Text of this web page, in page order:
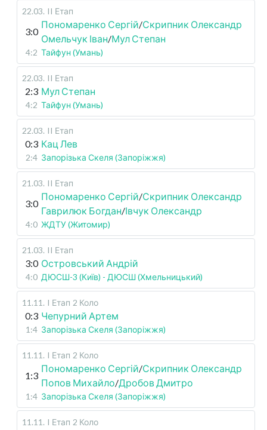
22.03. II Етап
3:0
Пономаренко Сергій/Скрипник Олександр
Омельчук Іван/Мул Степан
4:2 Тайфун (Умань)
22.03. II Етап
2:3 Мул Степан
4:2 Тайфун (Умань)
22.03. II Етап
0:3 Кац Лев
2:4 Запорізька Скеля (Запоріжжя)
21.03. II Етап
3:0
Пономаренко Сергій/Скрипник Олександр
Гаврилюк Богдан/Івчук Олександр
4:0 ЖДТУ (Житомир)
21.03. II Етап
3:0 Островський Андрій
4:0 ДЮСШ-3 (Київ) - ДЮСШ (Хмельницький)
11.11 . I Етап 2 Коло
0:3 Чепурний Артем
1:4 Запорізька Скеля (Запоріжжя)
11.11 . I Етап 2 Коло
1:3
Пономаренко Сергій/Скрипник Олександр
Попов Михайло/Дробов Дмитро
1:4 Запорізька Скеля (Запоріжжя)
11.11 . I Етап 2 Коло